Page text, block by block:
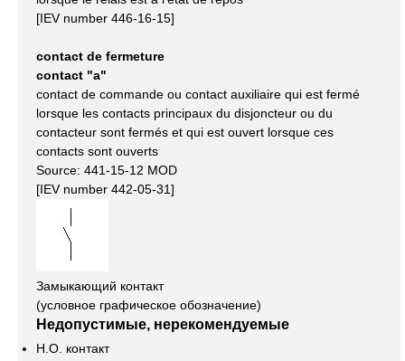
[IEV number 446-16-15]
contact de fermeture
contact "a"
contact de commande ou contact auxiliaire qui est fermé
lorsque les contacts principaux du disjoncteur ou du
contacteur sont fermés et qui est ouvert lorsque ces
contacts sont ouverts
Source: 441-15-12 MOD
[IEV number 442-05-31]
Замыкающий контакт
(условное графическое обозначение)
Недопустимые, нерекомендуемые
Н.О. контакт